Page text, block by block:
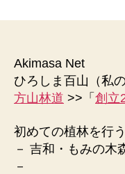
山
活
動
記
へ
の
Akimasa Net
ひろしま百山（私
方山林道 >>「 創立
初めての植林を行う
－ 吉和・もみの木
－